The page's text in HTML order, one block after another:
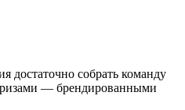
достаточно собрать команду
— брендированными